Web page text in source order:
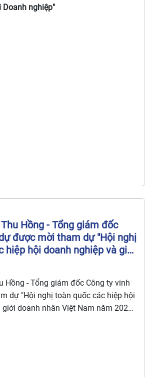
nghiệp"
Hồng - Tổng giám đốc
được mời tham dự "Hội nghị
hiệp hội doanh nghiệp và giới
Nam năm 2023" do LIÊN
MẠI VÀ CÔNG NGHIỆP
tổ chức nhân kỷ niệm
Việt Nam
Hồng - Tổng giám đốc Công ty vinh
dự "Hội nghị toàn quốc các hiệp hội
doanh nhân Việt Nam năm 2023"